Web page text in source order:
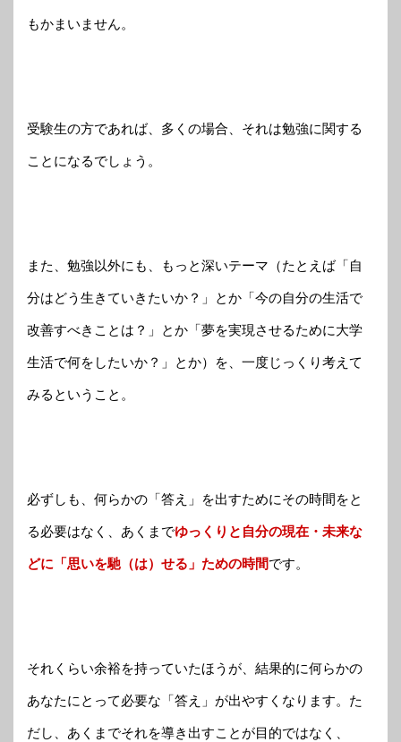
もかまいません。
受験生の方であれば、多くの場合、それは勉強に関する
ことになるでしょう。
また、勉強以外にも、もっと深いテーマ（たとえば「自
分はどう生きていきたいか？」とか「今の自分の生活で
改善すべきことは？」とか「夢を実現させるために大学
生活で何をしたいか？」とか）を、一度じっくり考えて
みるということ。
必ずしも、何らかの「答え」を出すためにその時間をと
る必要はなく、あくまでゆっくりと自分の現在・未来な
どに「思いを馳（は）せる」ための時間です。
それくらい余裕を持っていたほうが、結果的に何らかの
あなたにとって必要な「答え」が出やすくなります。た
だし、あくまでそれを導き出すことが目的ではなく、